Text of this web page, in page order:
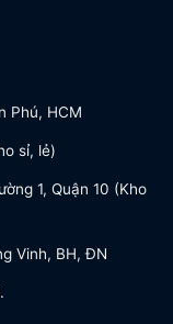
Phú, HCM
sỉ, lẻ)
1, Quận 10 (Kho
Vinh, BH, ĐN